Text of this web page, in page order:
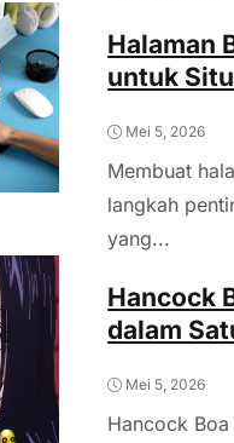
Halaman
untuk
Mei 5, 2026
Membuat
langkah
yang...
Hancock
dalam
Mei 5, 2026
Hancock